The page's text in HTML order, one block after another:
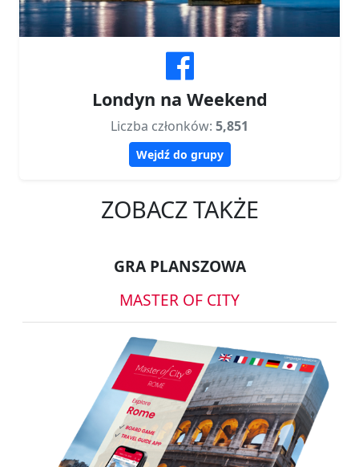
Londyn na Weekend
Liczba członków: 5,851
Wejdź do grupy
ZOBACZ TAKŻE
GRA PLANSZOWA
MASTER OF CITY